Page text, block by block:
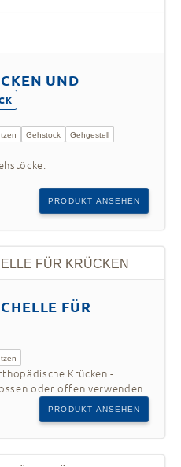
aus Flugzeug-
- Titan Grau
UND
Gehstock Gehgestell
PRODUKT ANSEHEN
FÜR
Krücken -
oder offen verwenden
PRODUKT ANSEHEN